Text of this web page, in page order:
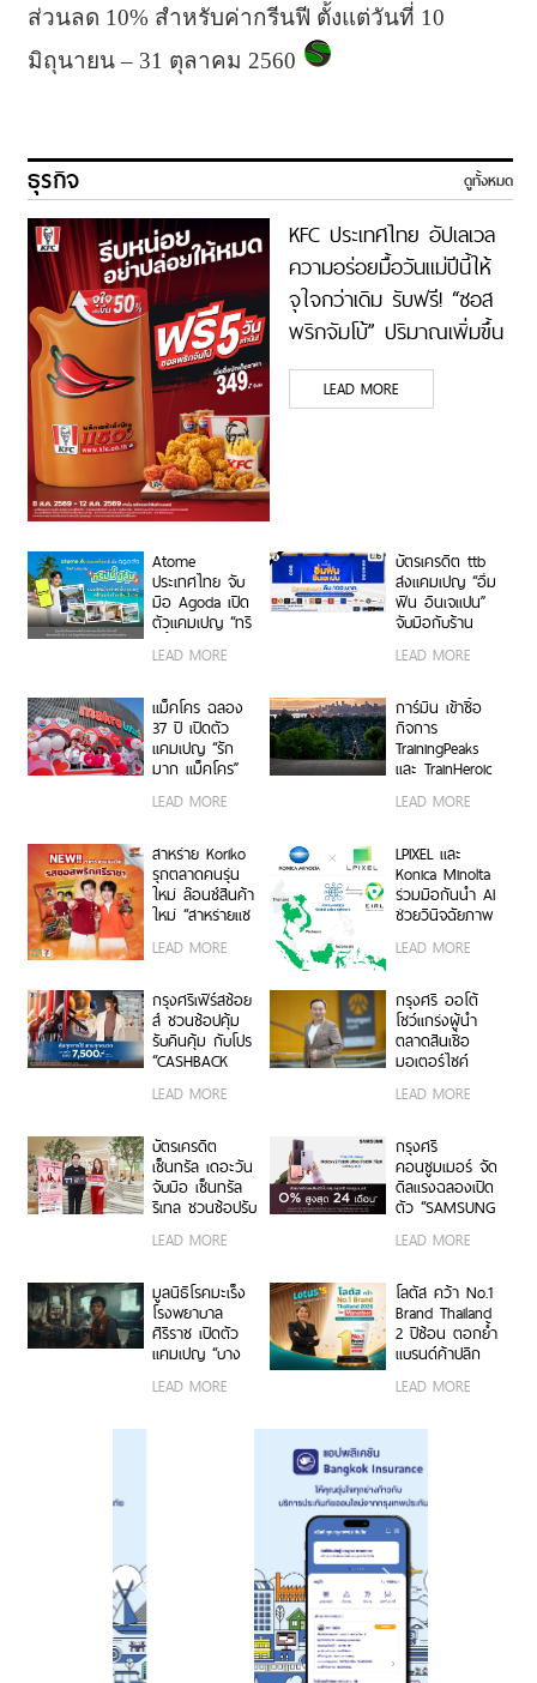
ส่วนลด 10% สำหรับค่ากรีนฟี ตั้งแต่วันที่ 10
มิถุนายน – 31 ตุลาคม 2560
ธุรกิจ ดูทั้งหมด
KFC ประเทศไทย อัปเลเวล
ความอร่อยมื้อวันแม่ปีนี้ให้
จุใจกว่าเดิม รับฟรี! “ซอส
พริกจัมโบ้” ปริมาณเพิ่มขึ้น
50% เพียงซื้อชุดบักเก็ตที่
ร่วมรายการราคา 349 บาท
LEAD MORE
Atome
ประเทศไทย จับ
มือ Agoda เปิด
ตัวแคมเปญ “ทริ
สิทธิ์ลุ้นเข้าพัก
ผ่อน 0% ได้ 3
งวด**
LEAD MORE
บัตรเครดิต ttb
ส่งแคมเปญ “อิ่ม
ฟิน อินเจแปน”
จับมือกับร้าน
ดังกว่า 40 ร้าน
LEAD MORE
แม็คโคร ฉลอง
37 ปี เปิดตัว
แคมเปญ “รัก
มาก แม็คโคร”
ลูกค้าและผู้
ร่วมเติบโตเคียง
ข้างกันมา
LEAD MORE
การ์มิน เข้าซื้อ
กิจการ
TrainingPeaks
และ TrainHeroic
กลุ่มธุรกิจฟิตเนส
2569 โต 25%
LEAD MORE
สาหร่าย Koriko
รุกตลาดคนรุ่น
ใหม่ ล๊อนช์สินค้า
ใหม่ “สาหร่ายแซ
ศรีราชา”
LEAD MORE
LPIXEL และ
Konica Minolta
ร่วมมือกันนำ AI
ช่วยวินิจฉัยภาพ
“EIRL” สู่ตลาด
LEAD MORE
กรุงศรีเฟิร์สช้อย
ส์ ชวนช้อปคุ้ม
รับคืนคุ้ม กับโปร
“CASHBACK
เครดิตเงินคืน
บาท
LEAD MORE
กรุงศรี ออโต้
โชว์แกร่งผู้นำ
ตลาดสินเชื่อ
มอเตอร์ไซค์
ทะลุ 40,000 ล้าน
LEAD MORE
บัตรเครดิต
เซ็นทรัล เดอะวัน
จับมือ เซ็นทรัล
รีเทล ชวนช้อปรับ
= 1 พอยท์ กับ
RETAIL X T1
CARD DAY”
LEAD MORE
กรุงศรี
คอนซูมเมอร์ จัด
ดีลแรงฉลองเปิด
ตัว “SAMSUNG
Ultra | Fold8 |
นานสูงสุด 24
เดือน
LEAD MORE
มูลนิธิโรคมะเร็ง
โรงพยาบาล
ศิริราช เปิดตัว
แคมเปญ “บาง
ป่วยหนัก” ชวน
LEAD MORE
โลตัส คว้า No.1
Brand Thailand
2 ปีซ้อน ตอกย้ำ
แบรนด์ค้าปลีก
มหาชน ผ่านการ
แข็งแกร่ง และ
ที่หาที่ไหนไม่ได้
อย่าง The
Hidden Taste
Thailand
LEAD MORE